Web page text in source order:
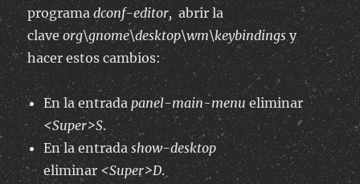
programadconf-editor, abrir la
claveorg\gnome\desktop\wm\keybindingsy
hacer estos cambios:
En la entradapanel-main-menueliminar
<Super>S.
En la entradashow-desktop
eliminar <Super>D.